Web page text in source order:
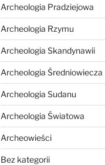
Archeologia Pradziejowa
Archeologia Rzymu
Archeologia Skandynawii
Archeologia Średniowiecza
Archeologia Sudanu
Archeologia Światowa
Archeowieści
Bez kategorii